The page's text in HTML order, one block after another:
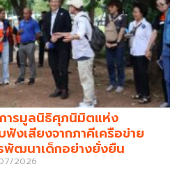
ารมูลนิธิศุภนิมิตแห่ง
งเสียงจากภาคีเครือข่าย
พัฒนาเด็กอย่างยั่งยืน
2026